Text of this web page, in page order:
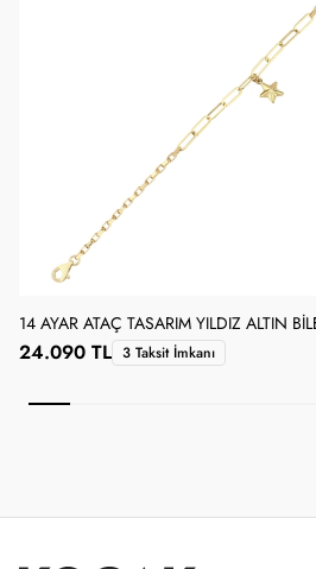
14 AYAR ATAÇ TASARIM YILDIZ ALTIN
24.090 TL 3 Taksit İmkanı